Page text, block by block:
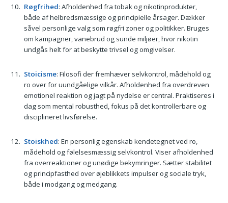
Røgfrihed: Afholdenhed fra tobak og nikotinprodukter,
både af helbredsmæssige og principielle årsager. Dækker
såvel personlige valg som røgfri zoner og politikker. Bruges
om kampagner, vanebrud og sunde miljøer, hvor nikotin
undgås helt for at beskytte trivsel og omgivelser.
Stoicisme: Filosofi der fremhæver selvkontrol, mådehold og
ro over for uundgåelige vilkår. Afholdenhed fra overdreven
emotionel reaktion og jagt på nydelse er central. Praktiseres i
dag som mental robusthed, fokus på det kontrollerbare og
disciplineret livsførelse.
Stoiskhed: En personlig egenskab kendetegnet ved ro,
mådehold og følelsesmæssig selvkontrol. Viser afholdenhed
fra overreaktioner og unødige bekymringer. Sætter stabilitet
og principfasthed over øjeblikkets impulser og sociale tryk,
både i modgang og medgang.